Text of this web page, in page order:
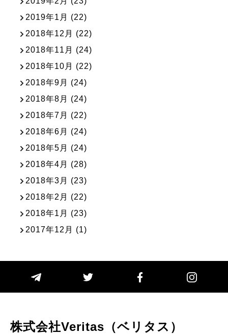
2019年1月 (22)
2018年12月 (22)
2018年11月 (24)
2018年10月 (22)
2018年9月 (24)
2018年8月 (24)
2018年7月 (22)
2018年6月 (24)
2018年5月 (24)
2018年4月 (28)
2018年3月 (23)
2018年2月 (22)
2018年1月 (23)
2017年12月 (1)
株式会社Veritas（ベリタス）